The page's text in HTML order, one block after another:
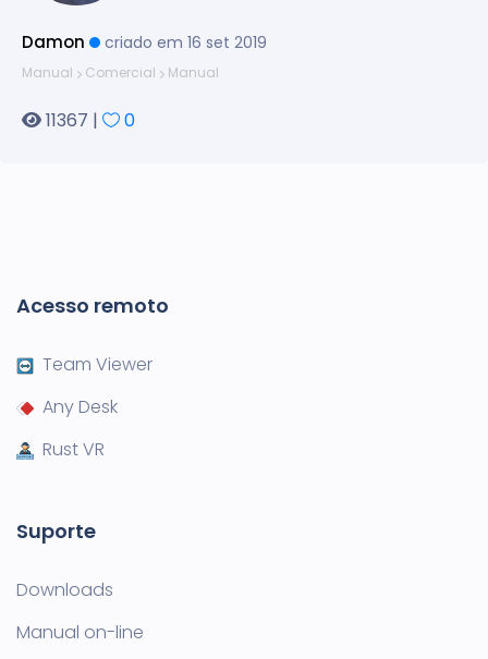
Damon criado em 16 set 2019
Manual Comercial Manual
11367 | 0
Acesso remoto
Team Viewer
Any Desk
Rust VR
Suporte
Downloads
Manual on-line